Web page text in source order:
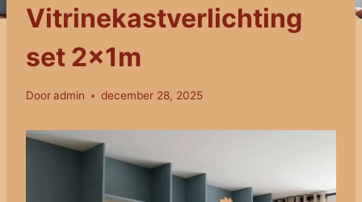
Vitrinekastverlichting
set 2x1m
Dooradmin december 28, 2025